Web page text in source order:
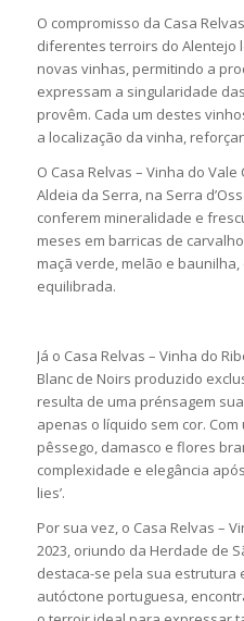
O compromisso da Casa
diferentes terroirs do Alentejo
novas vinhas, permitindo a
expressam a singularidade
provêm. Cada um destes
a localização da vinha,
O Casa Relvas – Vinha do
Aldeia da Serra, na Serra
conferem mineralidade e
meses em barricas de
maçã verde, melão e
equilibrada.
Já o Casa Relvas – Vinha do
Blanc de Noirs produzido
resulta de uma prénsagem
apenas o líquido sem cor.
pêssego, damasco e flores
complexidade e elegância
lies’.
Por sua vez, o Casa Relvas –
2023, oriundo da Herdade de
destaca-se pela sua estrutura
autóctone portuguesa,